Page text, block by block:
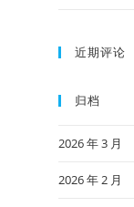
近期评论
归档
2026 年 3 月
2026 年 2 月